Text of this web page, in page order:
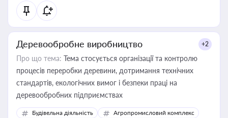
Деревообробне виробництво +2
Про що тема: Тема стосується організації та контролю
процесів переробки деревини, дотримання технічних
стандартів, екологічних вимог і безпеки праці на
деревообробних підприємствах
Будівельна діяльність Агропромисловий комплекс